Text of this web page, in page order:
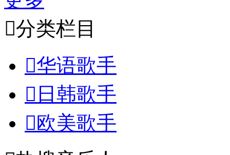
分类栏目
华语歌手
 日韩歌手
欧美歌手